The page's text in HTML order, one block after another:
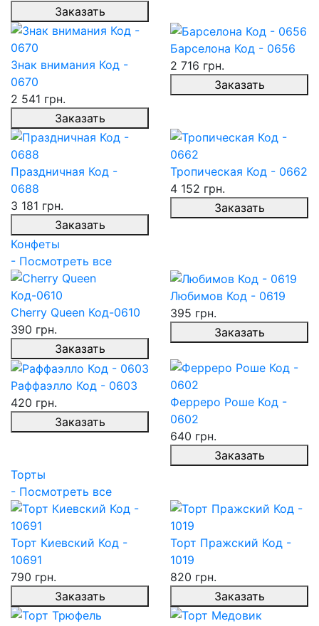
Заказать
Знак внимания Код -
0670
2 541 грн.
Заказать
Барселона Код - 0656
2 716 грн.
Заказать
Праздничная Код -
0688
3 181 грн.
Заказать
Тропическая Код - 0662
4 152 грн.
Заказать
Конфеты
- Посмотреть все
Cherry Queen Код-0610
390 грн.
Заказать
Любимов Код - 0619
395 грн.
Заказать
Раффаэлло Код - 0603
420 грн.
Заказать
Ферреро Роше Код -
0602
640 грн.
Заказать
Торты
- Посмотреть все
Торт Киевский Код -
10691
790 грн.
Заказать
Торт Пражский Код -
1019
820 грн.
Заказать